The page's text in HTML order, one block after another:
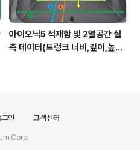
아이오닉5 적재함 및 2열공간 실
측 데이터(트렁크 너비,깊이,높이,
그인 고객센터
Corp.